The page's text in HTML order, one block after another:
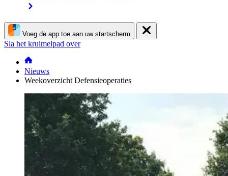
Voeg de app toe aan uw startscherm
Sla het kruimelpad over
Nieuws
Weekoverzicht Defensieoperaties